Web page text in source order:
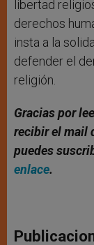
libertad
derechos
insta a la
defender el
religión.
Gracias por
recibir el mail
puedes
enlace.